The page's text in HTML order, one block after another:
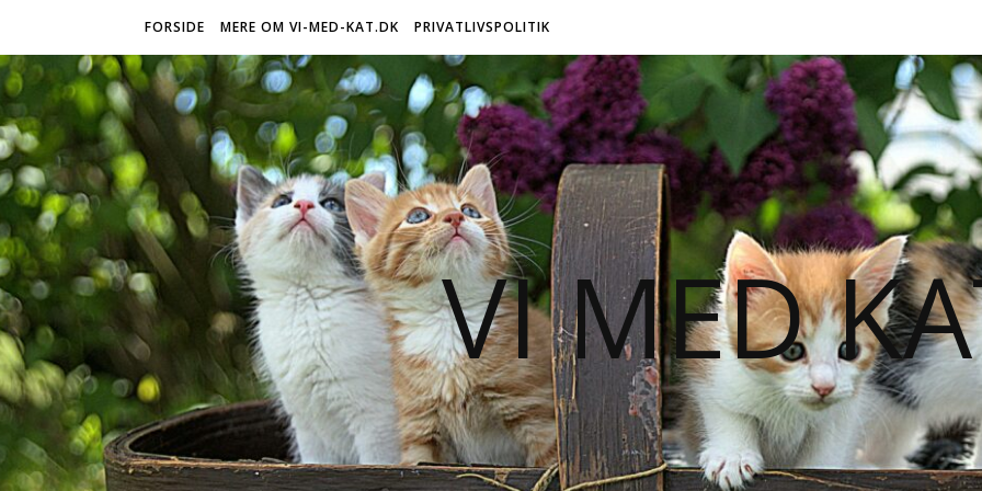
FORSIDE MERE OM VI-MED-KAT.DK PRIVATLIVSPOLITIK
VI MED